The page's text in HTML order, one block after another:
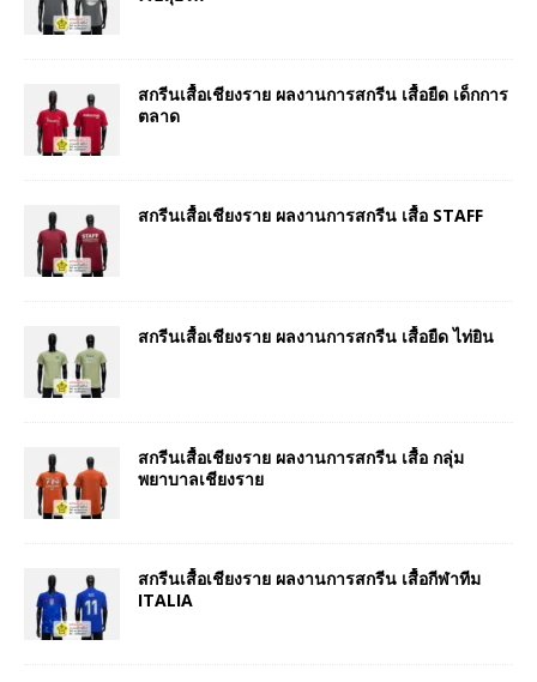
สกรีนเสื้อเชียงราย ผลงานการสกรีน เสื้อยืด เด็กการ
ตลาด
สกรีนเสื้อเชียงราย ผลงานการสกรีน เสื้อ STAFF
สกรีนเสื้อเชียงราย ผลงานการสกรีน เสื้อยืด ไท่ยิน
สกรีนเสื้อเชียงราย ผลงานการสกรีน เสื้อ กลุ่ม
พยาบาลเชียงราย
สกรีนเสื้อเชียงราย ผลงานการสกรีน เสื้อกีฬาทีม
ITALIA